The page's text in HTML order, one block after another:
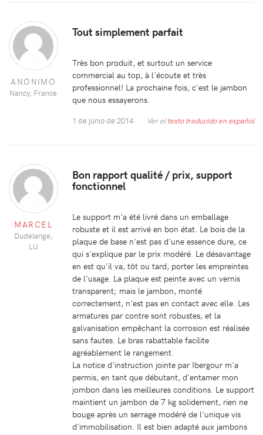
ANÓNIMO
Nancy, France
Tout simplement parfait
Très bon produit, et surtout un service
commercial au top, à l'écoute et très
professionnel! La prochaine fois, c'est le jambon
que nous essayerons.
1 de junio de 2014 Ver eltexto traducido en español
MARCEL
Dudelange,
LU
Bon rapport qualité / prix, support
fonctionnel
Le support m'a été livré dans un emballage
robuste et il est arrivé en bon état. Le bois de la
plaque de base n'est pas d'une essence dure, ce
qui s'explique par le prix modéré. Le désavantage
en est qu'il va, tôt ou tard, porter les empreintes
de l'usage. La plaque est peinte avec un vernis
transparent; mais le jambon, monté
correctement, n'est pas en contact avec elle. Les
armatures par contre sont robustes, et la
galvanisation empêchant la corrosion est réalisée
sans fautes. Le bras rabattable facilite
agréablement le rangement.
La notice d'instruction jointe par Ibergour m'a
permis, en tant que débutant, d'entamer mon
jombon dans les meilleures conditions. Le support
maintient un jambon de 7 kg solidement, rien ne
bouge après un serrage modéré de l'unique vis
d'immobilisation. Il est bien adapté aux jambons